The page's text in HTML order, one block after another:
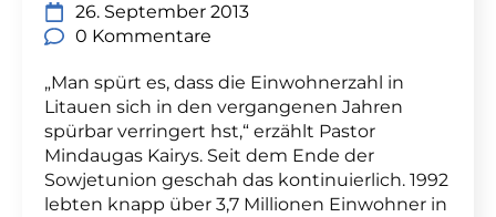
26. September 2013
0 Kommentare
„Man spürt es, dass die Einwohnerzahl in
Litauen sich in den vergangenen Jahren
spürbar verringert hst,“ erzählt Pastor
Mindaugas Kairys. Seit dem Ende der
Sowjetunion geschah das kontinuierlich. 1992
lebten knapp über 3,7 Millionen Einwohner in